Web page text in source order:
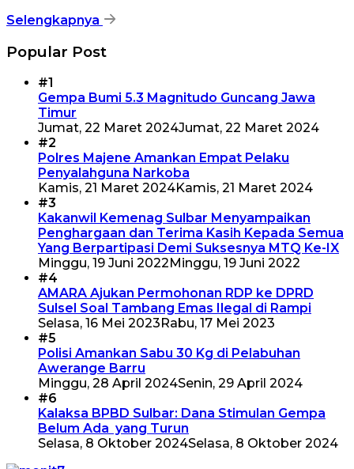
Selengkapnya
Popular Post
#1
Gempa Bumi 5.3 Magnitudo Guncang Jawa
Timur
Jumat, 22 Maret 2024Jumat, 22 Maret 2024
#2
Polres Majene Amankan Empat Pelaku
Penyalahguna Narkoba
Kamis, 21 Maret 2024Kamis, 21 Maret 2024
#3
Kakanwil Kemenag Sulbar Menyampaikan
Penghargaan dan Terima Kasih Kepada Semua
Yang Berpartipasi Demi Suksesnya MTQ Ke-IX
Minggu, 19 Juni 2022 Minggu, 19 Juni 2022
#4
AMARA Ajukan Permohonan RDP ke DPRD
Sulsel Soal Tambang Emas Ilegal di Rampi
Selasa, 16 Mei 2023 Rabu, 17 Mei 2023
#5
Polisi Amankan Sabu 30 Kg di Pelabuhan
Awerange Barru
Minggu, 28 April 2024Senin, 29 April 2024
#6
Kalaksa BPBD Sulbar: Dana Stimulan Gempa
Belum Ada yang Turun
Selasa, 8 Oktober 2024Selasa, 8 Oktober 2024